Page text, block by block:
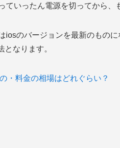
ていったん電源を切ってから、
iosのバージョンを最新のもの
なります。
・料金の相場はどれぐらい？